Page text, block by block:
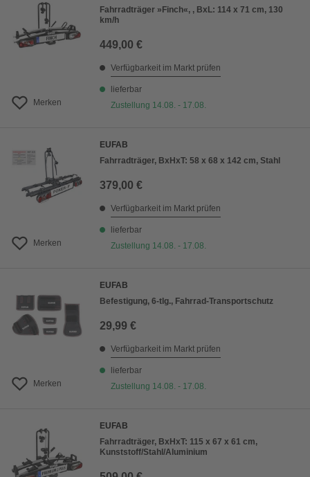
Merken
Fahrradträger »Finch«, , BxL: 114 x 71 cm, 130
km/h
449,00 €
Verfügbarkeit im Markt prüfen
lieferbar
Zustellung 14.08. - 17.08.
Merken
EUFAB
Fahrradträger, BxHxT: 58 x 68 x 142 cm, Stahl
379,00 €
Verfügbarkeit im Markt prüfen
lieferbar
Zustellung 14.08. - 17.08.
Merken
EUFAB
Befestigung, 6-tlg., Fahrrad-Transportschutz
29,99 €
Verfügbarkeit im Markt prüfen
lieferbar
Zustellung 14.08. - 17.08.
EUFAB
Fahrradträger, BxHxT: 115 x 67 x 61 cm,
Kunststoff/Stahl/Aluminium